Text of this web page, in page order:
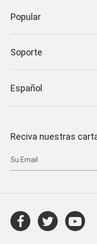
Popular
Soporte
Español
Reciva nuestras